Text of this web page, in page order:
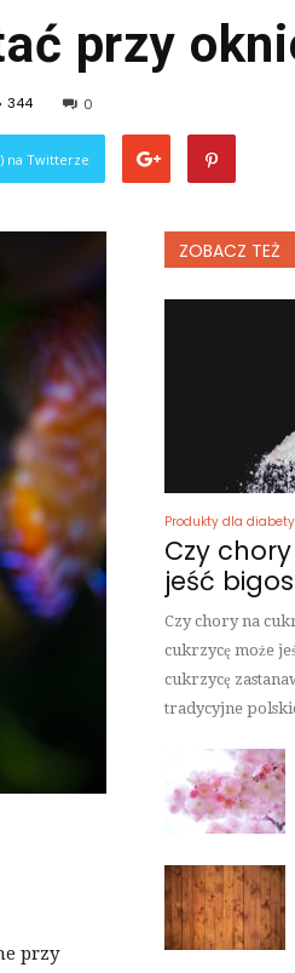
przy
344 0
na Twitterze
przy
ZOBACZ TEŻ
Produkty dla
Czy
jeść
Czy chory na
cukrzycę może
cukrzycę
tradycyjne